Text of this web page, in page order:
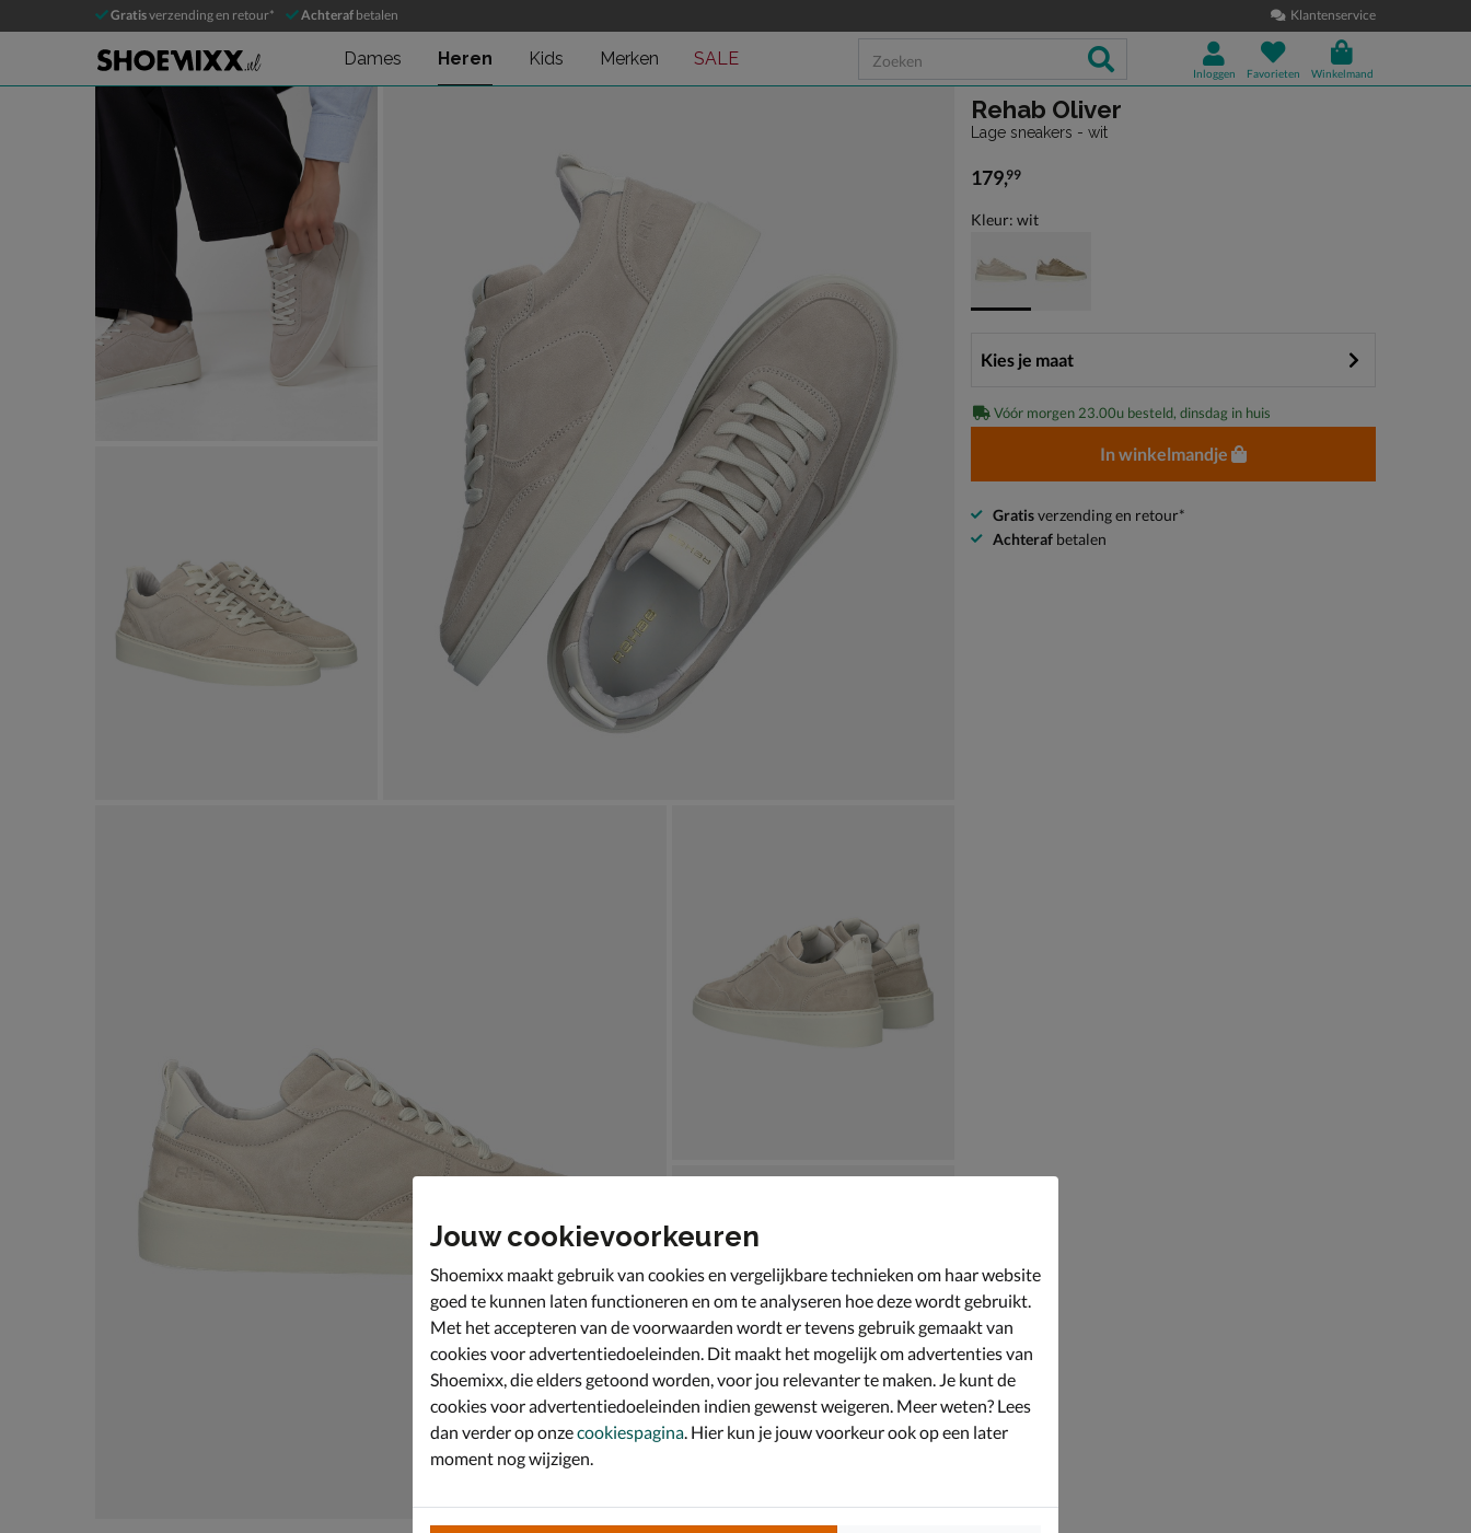
Gratisverzending en retour* Achteraf betalen Klantenservice
Dames Heren Kids Merken SALE
Inloggen Favorieten Winkelmand
Rehab Oliver
Lage sneakers
Rehab Oliver
Lage sneakers - wit
€ 179,99
179,99
Kleur: wit
Kies je maat
Vóór morgen 23.00u besteld, dinsdag in huis
In winkelmandje
Gratisverzending en retour*
Achteraf betalen
Jouw cookievoorkeuren
Shoemixx maakt gebruik van cookies en vergelijkbare technieken om haar website
goed te kunnen laten functioneren en om te analyseren hoe deze wordt gebruikt.
Met het accepteren van de voorwaarden wordt er tevens gebruik gemaakt van
cookies voor advertentiedoeleinden. Dit maakt het mogelijk om advertenties van
Shoemixx, die elders getoond worden, voor jou relevanter te maken. Je kunt de
cookies voor advertentiedoeleinden indien gewenst weigeren. Meer weten? Lees
dan verder op onzecookiespagina . Hier kun je jouw voorkeur ook op een later
moment nog wijzigen.